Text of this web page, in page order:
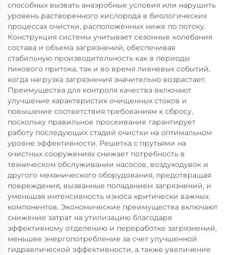
способных вызвать анаэробные условия или нарушить
уровень растворенного кислорода в биологических
процессах очистки, расположенных ниже по потоку.
Конструкция системы учитывает сезонные колебания
состава и объема загрязнений, обеспечивая
стабильную производительность как в периоды
пикового притока, так и во время ливневых событий,
когда нагрузка загрязнения значительно возрастает.
Преимущества для контроля качества включают
улучшение характеристик очищенных стоков и
повышение соответствия требованиям к сбросу,
поскольку правильное просеивание гарантирует
работу последующих стадий очистки на оптимальном
уровне эффективности. Решетка с прутьями на
очистных сооружениях снижает потребность в
техническом обслуживании насосов, воздуходувок и
другого механического оборудования, предотвращая
повреждения, вызванные попаданием загрязнений, и
уменьшая интенсивность износа критически важных
компонентов. Экономические преимущества включают
снижение затрат на утилизацию благодаря
эффективному отделению и переработке загрязнений,
меньшее энергопотребление за счет улучшенной
гидравлической эффективности, а также увеличение